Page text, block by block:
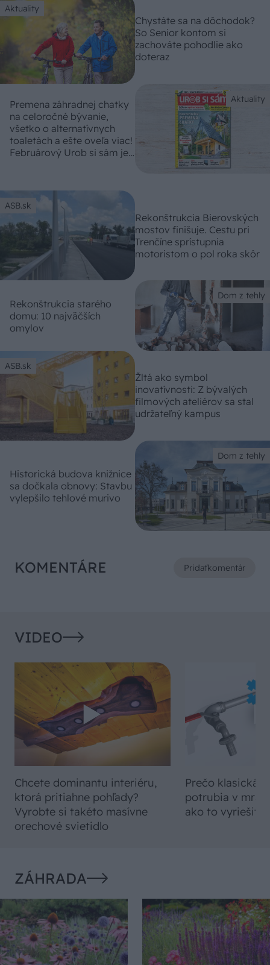
Aktuality
Chystáte sa na dôchodok?
So Senior kontom si
zachováte pohodlie ako
doteraz
Aktuality
Premena záhradnej chatky
na celoročné bývanie,
všetko o alternatívnych
toaletách a ešte oveľa viac!
Februárový Urob si sám je
ASB.sk
Rekonštrukcia Bierovských
mostov finišuje. Cestu pri
Trenčíne sprístupnia
motoristom o pol roka skôr
Dom z tehly
Rekonštrukcia starého
domu: 10 najväčších
omylov
ASB.sk
Žltá ako symbol
inovatívnosti: Z bývalých
filmových ateliérov sa stal
udržateľný kampus
Dom z tehly
Historická budova knižnice
sa dočkala obnovy: Stavbu
vylepšilo tehlové murivo
KOMENTÁRE Pridaťkomentár
VIDEO
Chcete dominantu interiéru,
ktorá pritiahne pohľady?
Vyrobte si takéto masívne
orechové svietidlo
Prečo klasická
potrubia v
ako to vyriešiť
ZÁHRADA